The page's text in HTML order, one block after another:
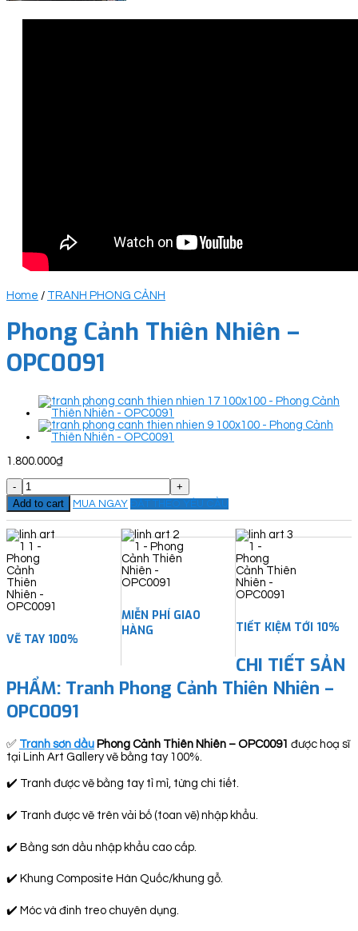
Home / TRANH PHONG CẢNH
Phong Cảnh Thiên Nhiên –
OPC0091
1.800.000₫
Phong
Cảnh
Thiên
Nhiên
-
OPC0091
quantity
Add to cart MUA NGAY ĐẶT THEO YÊU CẦU
VẼ TAY 100%
MIỄN PHÍ GIAO
HÀNG
TIẾT KIỆM TỚI 10%
CHI TIẾT SẢN
PHẨM: Tranh Phong Cảnh Thiên Nhiên –
OPC0091
✅ Tranh sơn dầu Phong Cảnh Thiên Nhiên – OPC0091 được hoạ sĩ
tại Linh Art Gallery vẽ bằng tay 100%.
✔️ Tranh được vẽ bằng tay tỉ mỉ, từng chi tiết.
✔️ Tranh được vẽ trên vải bố (toan vẽ) nhập khẩu.
✔️ Bằng sơn dầu nhập khẩu cao cấp.
✔️ Khung Composite Hàn Quốc/khung gỗ.
✔️ Móc và đinh treo chuyên dụng.